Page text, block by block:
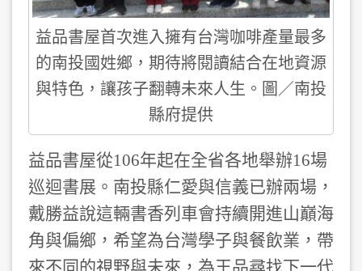
益品書屋首次進入擁有台灣咖啡產量最多
的南投國姓鄉，期待將閱讀結合在地資源
與特色，讓孩子翻轉未來人生。圖／南投
縣府提供
益品書屋從106年起在全省各地舉辦16場
巡迴書展。南投縣仁愛與信義已辦兩場，
戴勝益說這輛書香列車會持續開進山巔海
角與偏鄉，希望為台灣學子與餐飲業，帶